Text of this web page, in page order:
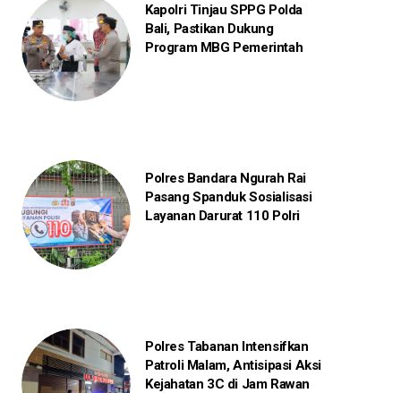
Kapolri Tinjau SPPG Polda
Bali, Pastikan Dukung
Program MBG Pemerintah
Polres Bandara Ngurah Rai
Pasang Spanduk Sosialisasi
Layanan Darurat 110 Polri
Polres Tabanan Intensifkan
Patroli Malam, Antisipasi Aksi
Kejahatan 3C di Jam Rawan